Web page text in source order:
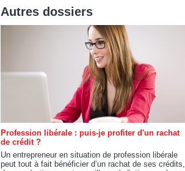
Autres dossiers
Profession libérale : puis-je profiter d'un rachat
de crédit ?
Un entrepreneur en situation de profession libérale
peut tout à fait bénéficier d’un rachat de ses crédits,